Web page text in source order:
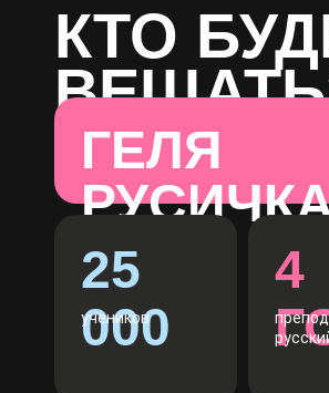
КТО
ГЕЛЯ
25
000
4
учеников